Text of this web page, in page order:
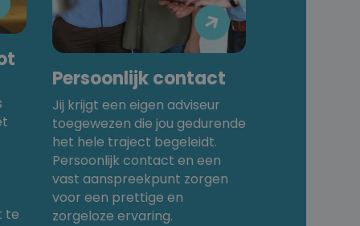
te

Persoonlijk contact
Jij krijgt een eigen adviseur
toegewezen die jou gedurende
het hele traject begeleidt.
Persoonlijk contact en een
vast aanspreekpunt zorgen
voor een prettige en
zorgeloze ervaring.